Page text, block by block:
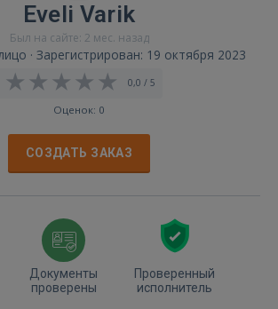
Eveli Varik
Был на сайте: 2 мес. назад
· Зарегистрирован: 19 октября 2023
0,0 / 5
Оценок: 0
СОЗДАТЬ ЗАКАЗ
Документы
проверены
Проверенный
исполнитель